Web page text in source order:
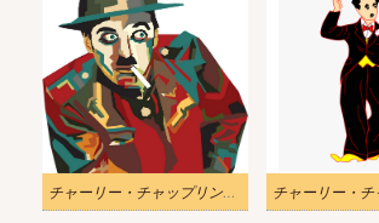
チャーリー・チャップリンのwpapイラスト